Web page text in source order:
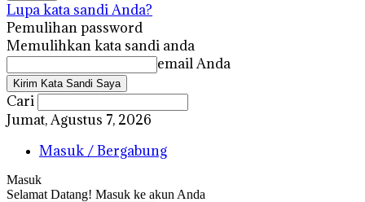
Lupa kata sandi Anda?
Pemulihan password
Memulihkan kata sandi anda
email Anda
Cari
Jumat, Agustus 7, 2026
Masuk / Bergabung
Masuk
Selamat Datang! Masuk ke akun Anda